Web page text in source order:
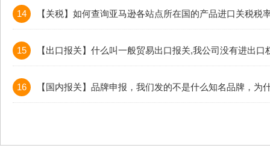
14 【关税】如何查询亚马逊各站点所在国的产品进口关税税
15 【出口报关】什么叫一般贸易出口报关,我公司没有进出
16 【国内报关】品牌申报，我们发的不是什么知名品牌，为